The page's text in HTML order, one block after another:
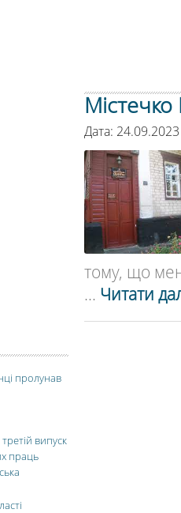
Містечко
Дата:
тому, що
... Читати
пролунав
випуск
праць